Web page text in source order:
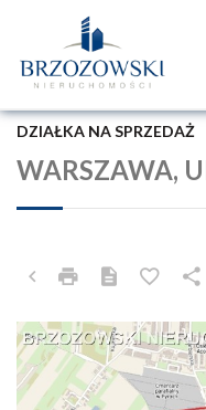
WARSZAWA,
DZIAŁKA NA SPRZEDAŻ